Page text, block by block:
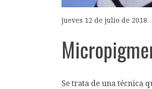
jueves 12 de julio de 2018
Se trata de una técnica